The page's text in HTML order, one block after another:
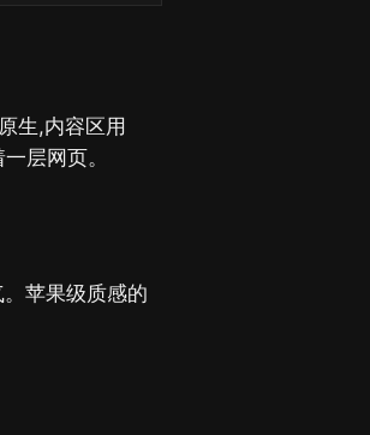
生,内容区用
层网页。
苹果级质感的